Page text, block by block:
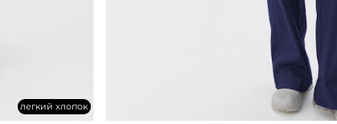
легкий хлопок